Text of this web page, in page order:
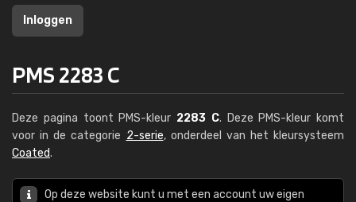
Inloggen
PMS 2283 C
Deze pagina toont PMS-kleur 2283 C. Deze PMS-kleur komt
voor in de categorie 2-serie, onderdeel van het kleursysteem
Coated.
Op deze website kunt u met een account uw eigen